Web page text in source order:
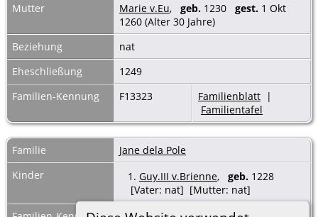
Mutter
Marie v.Eu, geb. 1230 gest. 1 Okt
1260 (Alter 30 Jahre)
Beziehung
nat
Eheschließung
1249
Familien-Kennung
F13323 Familienblatt |
Familientafel
Familie
Jane dela Pole
Kinder
1. Guy.III v.Brienne, geb. 1228
[Vater: nat] [Mutter: nat]